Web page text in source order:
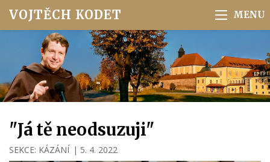
VOJTĚCH KODET
"Já tě neodsuzuji"
SEKCE: KÁZÁNÍ | 5. 4. 2022